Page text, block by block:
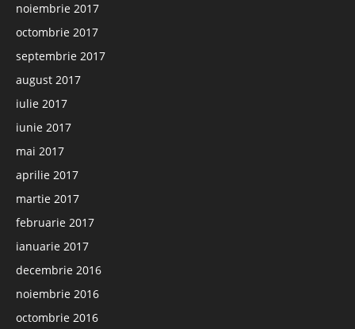
noiembrie 2017
octombrie 2017
septembrie 2017
august 2017
iulie 2017
iunie 2017
mai 2017
aprilie 2017
martie 2017
februarie 2017
ianuarie 2017
decembrie 2016
noiembrie 2016
octombrie 2016